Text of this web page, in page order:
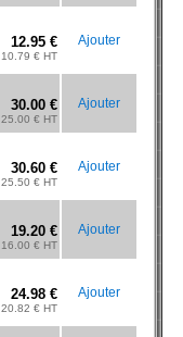
12.95 €
10.79 € HT
Ajouter
30.00 €
25.00 € HT
Ajouter
30.60 €
25.50 € HT
Ajouter
19.20 €
16.00 € HT
Ajouter
24.98 €
20.82 € HT
Ajouter